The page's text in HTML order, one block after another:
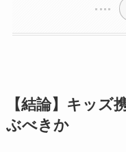
【結論】キッズ
ぶべきか